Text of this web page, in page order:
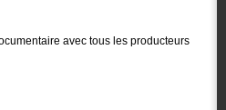
avec tous les producteurs